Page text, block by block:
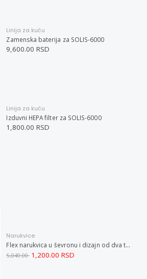
Linija za kuću
Zamenska baterija za SOLIS-6000
9,600.00 RSD
Linija za kuću
Izduvni HEPA filter za SOLIS-6000
1,800.00 RSD
Narukvice
Flex narukvica u ševronu i dizajn od dva tona XXL
5,040.00 1,200.00 RSD